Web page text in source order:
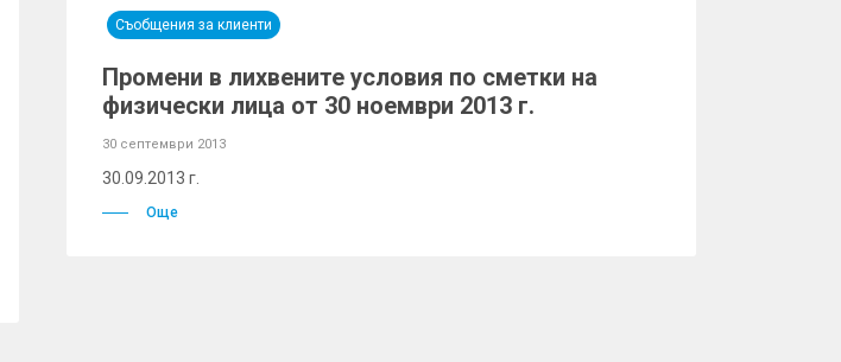
Съобщения за клиенти
Промени в лихвените условия по сметки на
физически лица от 30 ноември 2013 г.
30 септември 2013
30.09.2013 г.
Още